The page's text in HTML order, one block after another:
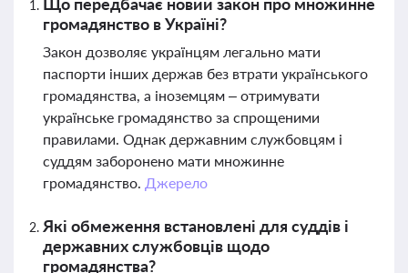
громадянство в Україні?
Закон дозволяє українцям легально мати
паспорти інших держав без втрати українського
громадянства, а іноземцям – отримувати
українське громадянство за спрощеними
правилами. Однак державним службовцям і
суддям заборонено мати множинне
громадянство. Джерело
Які обмеження встановлені для суддів і
державних службовців щодо
громадянства?